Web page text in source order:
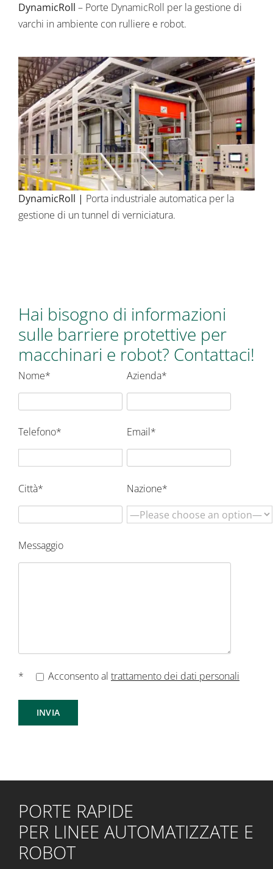
DynamicRoll – Porte DynamicRoll per la gestione di
varchi in ambiente con rulliere e robot.
DynamicRoll | Porta industriale automatica per la
gestione di un tunnel di verniciatura.
Hai bisogno di informazioni
sulle barriere protettive per
macchinari e robot? Contattaci!
Nome* Azienda*
Telefono* Email*
Città* Nazione*
Messaggio
* Acconsento al trattamento dei dati personali
PORTE RAPIDE
PER LINEE AUTOMATIZZATE E
ROBOT